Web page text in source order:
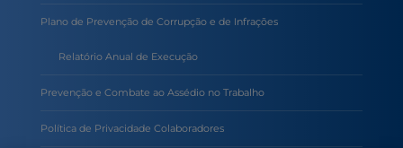
Plano de Prevenção de Corrupção e de Infrações
Relatório Anual de Execução
Prevenção e Combate ao Assédio no Trabalho
Política de Privacidade Colaboradores